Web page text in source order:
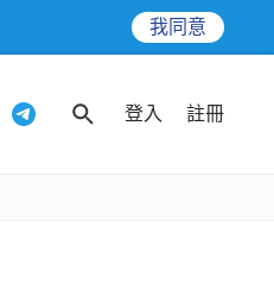
我同意
登入 註冊